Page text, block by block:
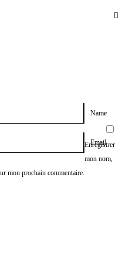
Name
Email
Enregistrer
mon nom,
mon prochain commentaire.